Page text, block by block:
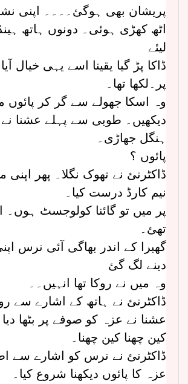
پریشان بھی ہوگئ۔۔۔۔ اپنی
اٹھ کھڑی ہوئی۔ دونوں ہاتھ
لیئے
ڈاکا پڑ گیا یقینا اسے یہی خیال
پر۔لکھا تھا۔
وہ اسکا جھولے سے گر کر پائوں
دیکھیں۔ طوبی سے پہلے عشنا
ہنگل جھاڑی۔
پائوں ؟
ڈاکٹرنئ نے تھوک نگلا۔ پھر اپنی
نیم کارڈ درست کیا۔
پر میں تو گائنا کولوجسٹ ہوں۔
تھئ۔
گھبرا کے اندر بھاگی آئی نرس
دینے لگ گئ
وہ میں نے روکا تھا انہیں۔۔
ڈاکٹرنئ نے ہاتھ کے اشارے سے
عشنا نے عزہ کو صوفے پر بٹھا دیا
کین چھنا کین چھنا۔
ڈاکٹرنئ نے نرس کو اشارے سے
عزہ کا پائوں دیکھنا شروع کیا۔